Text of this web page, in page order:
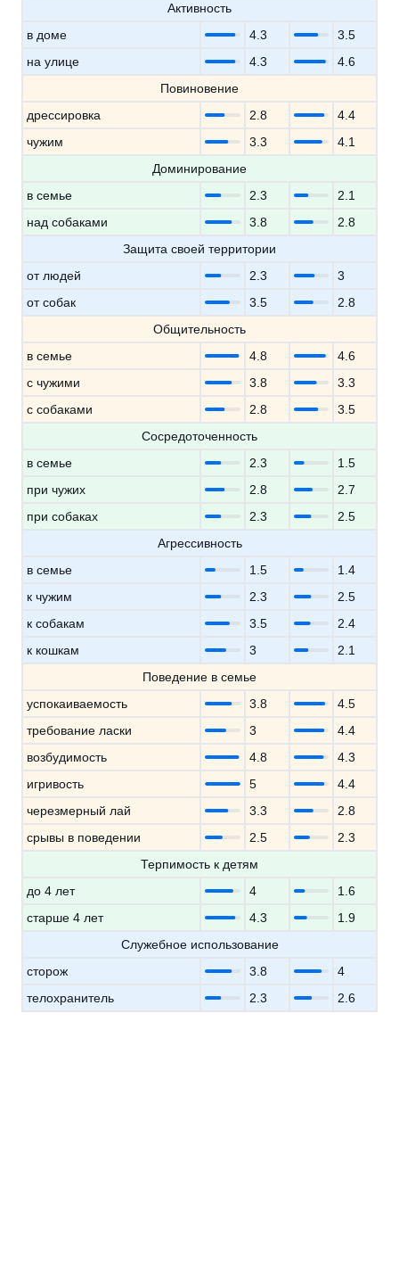
Активность
в доме
4.3
3.5
на улице
4.3
4.6
Повиновение
дрессировка
2.8
4.4
чужим
3.3
4.1
Доминирование
в семье
2.3
2.1
над собаками
3.8
2.8
Защита своей территории
от людей
2.3
3
от собак
3.5
2.8
Общительность
в семье
4.8
4.6
с чужими
3.8
3.3
с собаками
2.8
3.5
Сосредоточенность
в семье
2.3
1.5
при чужих
2.8
2.7
при собаках
2.3
2.5
Агрессивность
в семье
1.5
1.4
к чужим
2.3
2.5
к собакам
3.5
2.4
к кошкам
3
2.1
Поведение в семье
успокаиваемость
3.8
4.5
требование ласки
3
4.4
возбудимость
4.8
4.3
игривость
5
4.4
черезмерный лай
3.3
2.8
срывы в поведении
2.5
2.3
Терпимость к детям
до 4 лет
4
1.6
старше 4 лет
4.3
1.9
Служебное использование
сторож
3.8
4
телохранитель
2.3 2.6